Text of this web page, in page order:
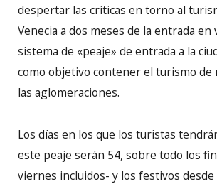
despertar las críticas en torno al
Venecia a dos meses de la entrada en
sistema de «peaje» de entrada a la
como objetivo contener el turismo de
las aglomeraciones.
Los días en los que los turistas
este peaje serán 54, sobre todo los
viernes incluidos- y los festivos